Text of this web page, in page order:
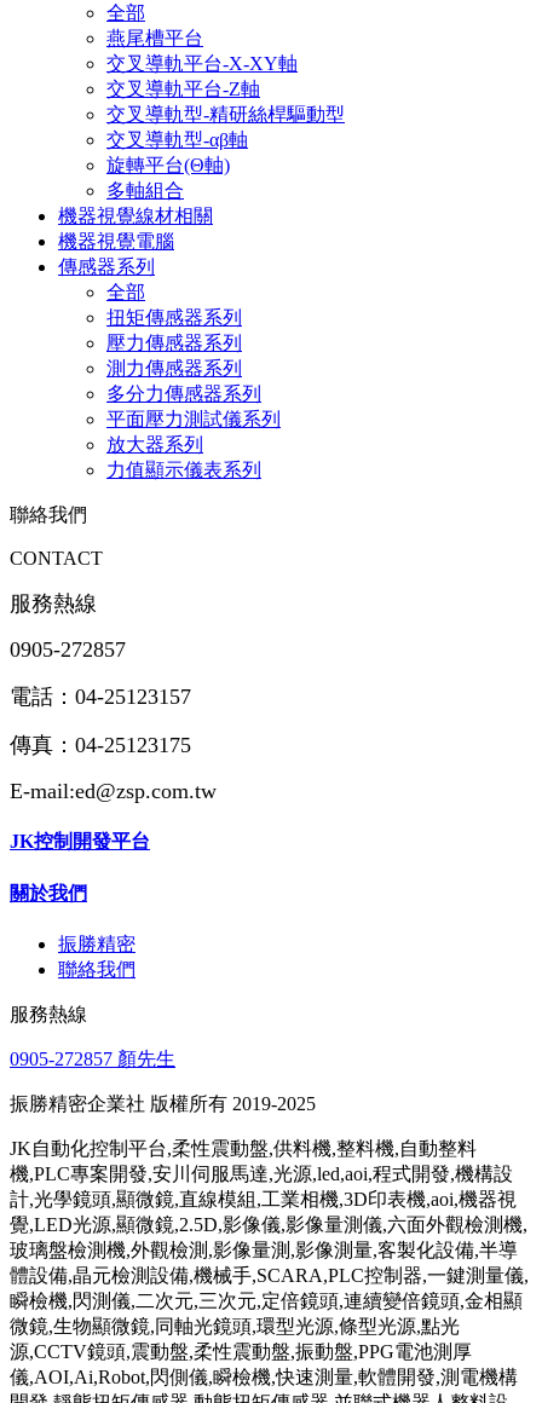
全部
燕尾槽平台
交叉導軌平台-X-XY軸
交叉導軌平台-Z軸
交叉導軌型-精研絲桿驅動型
交叉導軌型-αβ軸
旋轉平台(Θ軸)
多軸組合
機器視覺線材相關
機器視覺電腦
傳感器系列
全部
扭矩傳感器系列
壓力傳感器系列
測力傳感器系列
多分力傳感器系列
平面壓力測試儀系列
放大器系列
力值顯示儀表系列
聯絡我們
CONTACT
服務熱線
0905-272857
電話：04-25123157
傳真：04-25123175
E-mail:ed@zsp.com.tw
JK控制開發平台
關於我們
振勝精密
聯絡我們
服務熱線
0905-272857 顏先生
振勝精密企業社 版權所有 2019-2025
JK自動化控制平台,柔性震動盤,供料機,整料機,自動整料
機,PLC專案開發,安川伺服馬達,光源,led,aoi,程式開發,機構設
計,光學鏡頭,顯微鏡,直線模組,工業相機,3D印表機,aoi,機器視
覺,LED光源,顯微鏡,2.5D,影像儀,影像量測儀,六面外觀檢測機,
玻璃盤檢測機,外觀檢測,影像量測,影像測量,客製化設備,半導
體設備,晶元檢測設備,機械手,SCARA,PLC控制器,一鍵測量儀,
瞬檢機,閃測儀,二次元,三次元,定倍鏡頭,連續變倍鏡頭,金相顯
微鏡,生物顯微鏡,同軸光鏡頭,環型光源,條型光源,點光
源,CCTV鏡頭,震動盤,柔性震動盤,振動盤,PPG電池測厚
儀,AOI,Ai,Robot,閃側儀,瞬檢機,快速測量,軟體開發,測電機構